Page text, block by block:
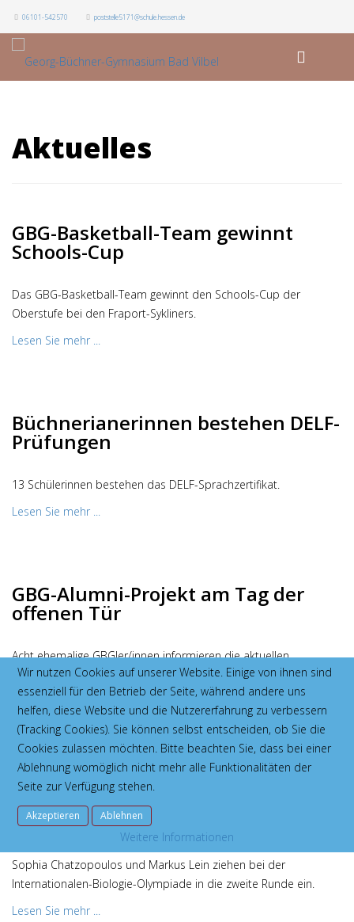
06101-542570 poststelle5171@schule.hessen.de
Aktuelles
GBG-Basketball-Team gewinnt
Schools-Cup
Das GBG-Basketball-Team gewinnt den Schools-Cup der
Oberstufe bei den Fraport-Sykliners.
Lesen Sie mehr ...
Büchnerianerinnen bestehen DELF-
Prüfungen
13 Schülerinnen bestehen das DELF-Sprachzertifikat.
Lesen Sie mehr ...
GBG-Alumni-Projekt am Tag der
offenen Tür
Acht ehemalige GBGler/innen informieren die aktuellen
Schüler/innen der Oberstufe über ihre Studiengänge und
Ausbildungen in den Bereichen Medizin und
Naturwissenschaften.
Lesen Sie mehr ...
IBO 2017-2018
Sophia Chatzopoulos und Markus Lein ziehen bei der
Internationalen-Biologie-Olympiade in die zweite Runde ein.
Lesen Sie mehr ...
Wir nutzen Cookies auf unserer Website. Einige von ihnen sind
essenziell für den Betrieb der Seite, während andere uns
helfen, diese Website und die Nutzererfahrung zu verbessern
(Tracking Cookies). Sie können selbst entscheiden, ob Sie die
Cookies zulassen möchten. Bitte beachten Sie, dass bei einer
Ablehnung womöglich nicht mehr alle Funktionalitäten der
Seite zur Verfügung stehen.
Akzeptieren Ablehnen
Weitere Informationen